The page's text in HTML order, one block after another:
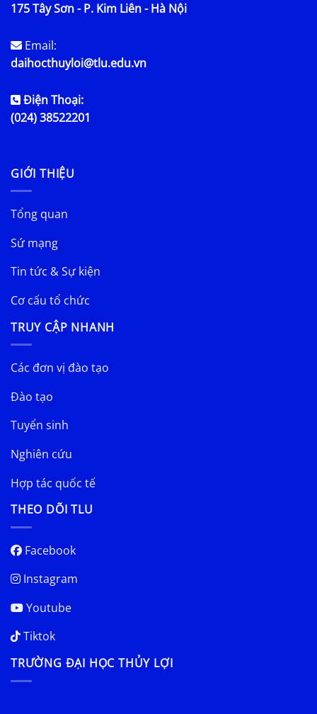
175 Tây Sơn - P. Kim Liên - Hà Nội
Email:
daihocthuyloi@tlu.edu.vn
Điện Thoại:
(024) 38522201
GIỚI THIỆU
Tổng quan
Sứ mạng
Tin tức & Sự kiện
Cơ cấu tổ chức
TRUY CẬP NHANH
Các đơn vị đào tạo
Đào tạo
Tuyển sinh
Nghiên cứu
Hợp tác quốc tế
THEO DÕI TLU
Facebook
Instagram
Youtube
Tiktok
TRƯỜNG ĐẠI HỌC THỦY LỢI